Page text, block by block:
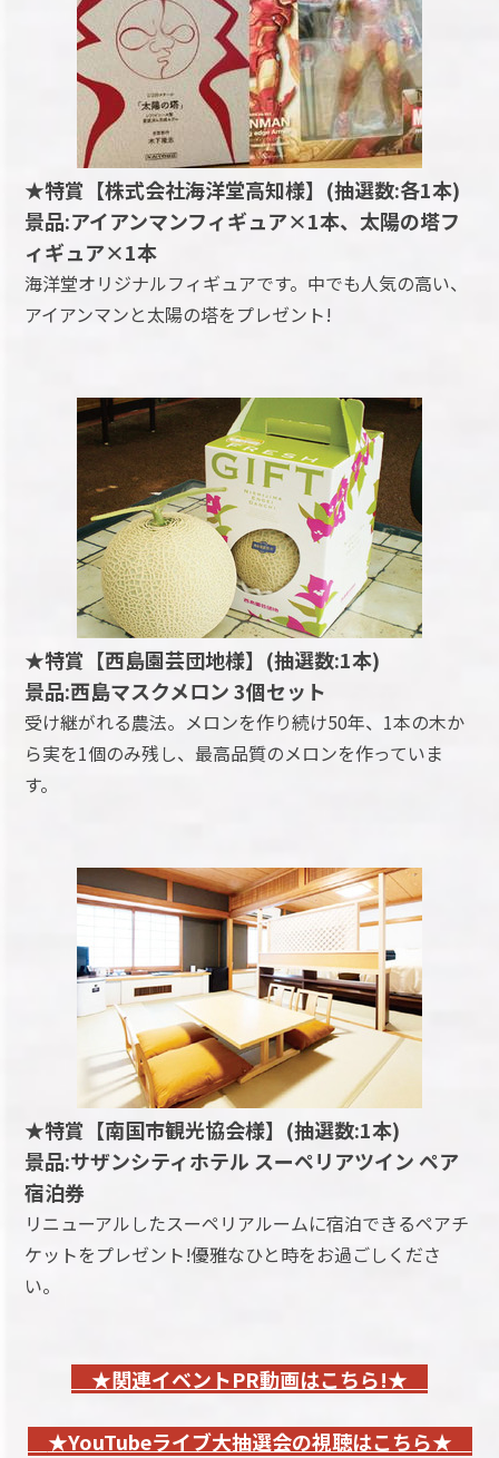
★特賞【株式会社海洋堂高知様】(抽選数:各1本)
景品:アイアンマンフィギュア×1本、太陽の塔フ
ィギュア×1本
海洋堂オリジナルフィギュアです。中でも人気の高い、
アイアンマンと太陽の塔をプレゼント!
★特賞【西島園芸団地様】(抽選数:1本)
景品:西島マスクメロン 3個セット
受け継がれる農法。メロンを作り続け50年、1本の木か
ら実を1個のみ残し、最高品質のメロンを作っていま
す。
★特賞【南国市観光協会様】(抽選数:1本)
景品:サザンシティホテル スーペリアツイン ペア
宿泊券
リニューアルしたスーペリアルームに宿泊できるペアチ
ケットをプレゼント!優雅なひと時をお過ごしくださ
い。
★関連イベントPR動画はこちら!★
★YouTubeライブ大抽選会の視聴はこちら★